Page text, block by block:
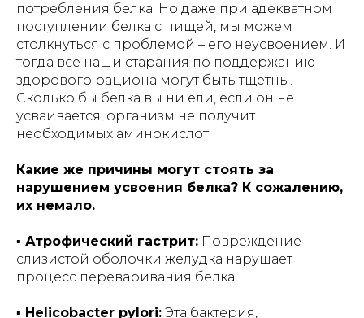
потребления белка. Но даже при адекватном
поступлении белка с пищей, мы можем
столкнуться с проблемой – его неусвоением. И
тогда все наши старания по поддержанию
здорового рациона могут быть тщетны.
Сколько бы белка вы ни ели, если он не
усваивается, организм не получит
необходимых аминокислот.
Какие же причины могут стоять за
нарушением усвоения белка? К сожалению,
их немало.
▪️ Атрофический гастрит: Повреждение
слизистой оболочки желудка нарушает
процесс переваривания белка
▪️ Helicobacter pylori: Эта бактерия,